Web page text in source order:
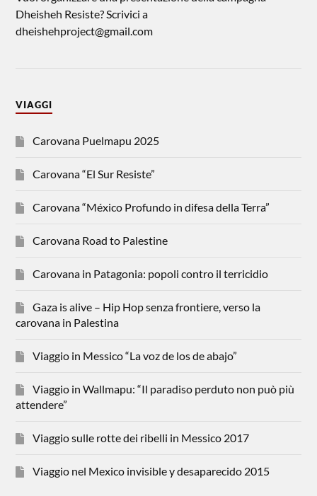
Dheisheh Resiste? Scrivici a
dheishehproject@gmail.com
VIAGGI
Carovana Puelmapu 2025
Carovana “El Sur Resiste”
Carovana “México Profundo in difesa della Terra”
Carovana Road to Palestine
Carovana in Patagonia: popoli contro il terricidio
Gaza is alive – Hip Hop senza frontiere, verso la
carovana in Palestina
Viaggio in Messico “La voz de los de abajo”
Viaggio in Wallmapu: “Il paradiso perduto non può più
attendere”
Viaggio sulle rotte dei ribelli in Messico 2017
Viaggio nel Mexico invisible y desaparecido 2015